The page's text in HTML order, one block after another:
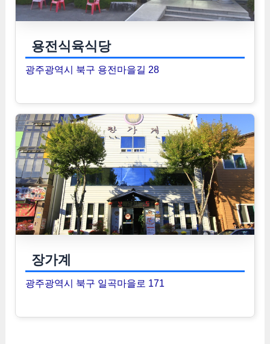
용전식육식당
광주광역시 북구 용전마을길 28
장가계
광주광역시 북구 일곡마을로 171